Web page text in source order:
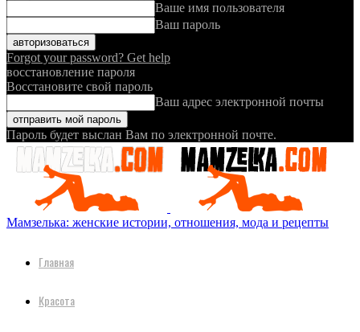
Ваше имя пользователя
Ваш пароль
Forgot your password? Get help
восстановление пароля
Восстановите свой пароль
Ваш адрес электронной почты
Пароль будет выслан Вам по электронной почте.
Мамзелька: женские истории, отношения, мода и рецепты
Главная
Красота